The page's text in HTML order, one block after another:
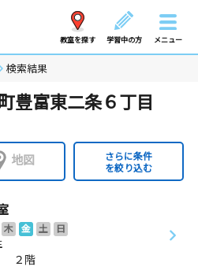
教室を探す 学習中の方 メニュー
検索結果
豊富東二条６丁目
地図
さらに条件
を絞り込む
木 金 土
日
２階